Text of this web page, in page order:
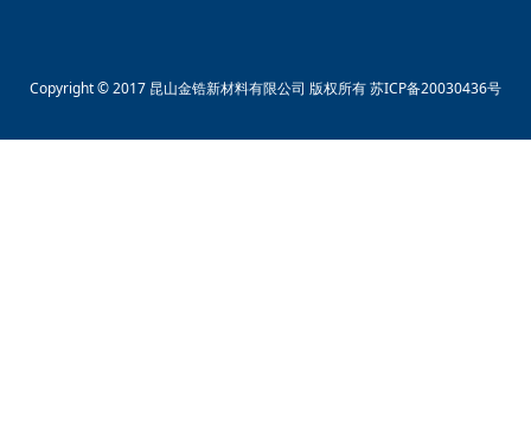
Copyright © 2017 昆山金锆新材料有限公司 版权所有苏ICP备20030436号